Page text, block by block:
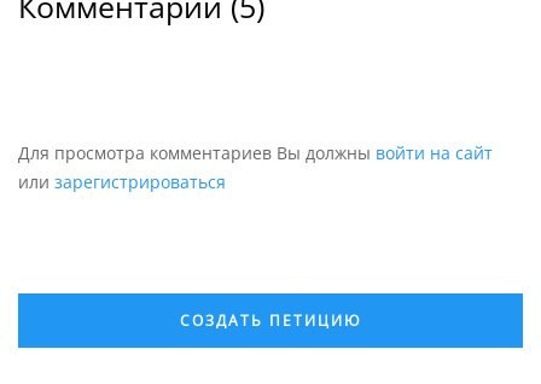
Для просмотра комментариев Вы должны войти на сайт
или зарегистрироваться
СОЗДАТЬ ПЕТИЦИЮ